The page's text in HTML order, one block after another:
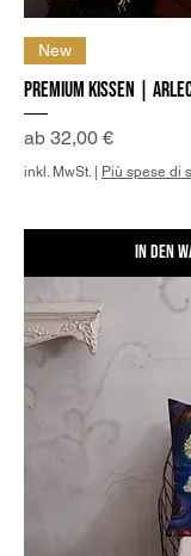
New
Premium Kissen |
ab 32,00 €
Sale-Preis
inkl. MwSt.| Più spese di
In den